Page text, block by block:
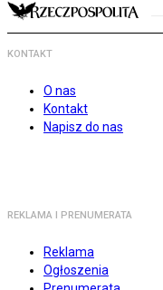
KONTAKT
O nas
Kontakt
Napisz do nas
REKLAMA I PRENUMERATA
Reklama
Ogłoszenia